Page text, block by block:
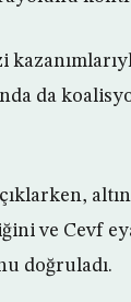
da
ve Cevf
doğruladı.